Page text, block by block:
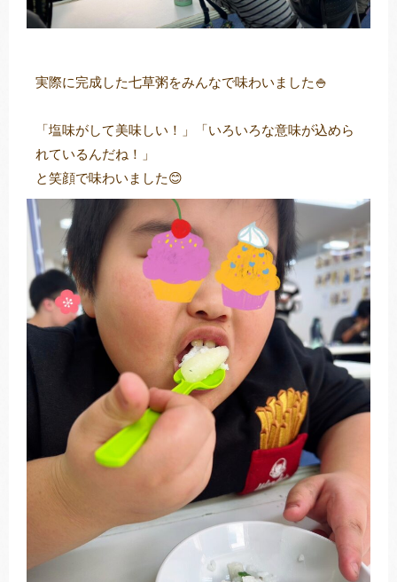
実際に完成した七草粥をみんなで味わいました🍚
「塩味がして美味しい！」「いろいろな意味が込めら
れているんだね！」
と笑顔で味わいました😊